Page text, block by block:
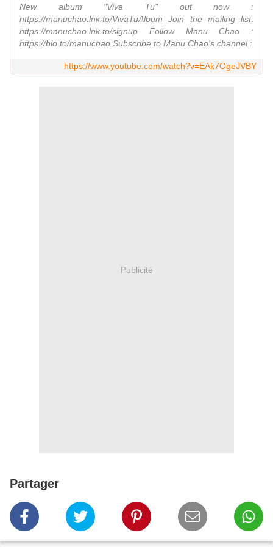
New album "Viva Tu" out now :
https://manuchao.lnk.to/VivaTuAlbum Join the mailing list:
https://manuchao.lnk.to/signup Follow Manu Chao :
https://bio.to/manuchao Subscribe to Manu Chao's channel :
https://www.youtube.com/watch?v=EAk7OgeJVBY
Publicité
Partager